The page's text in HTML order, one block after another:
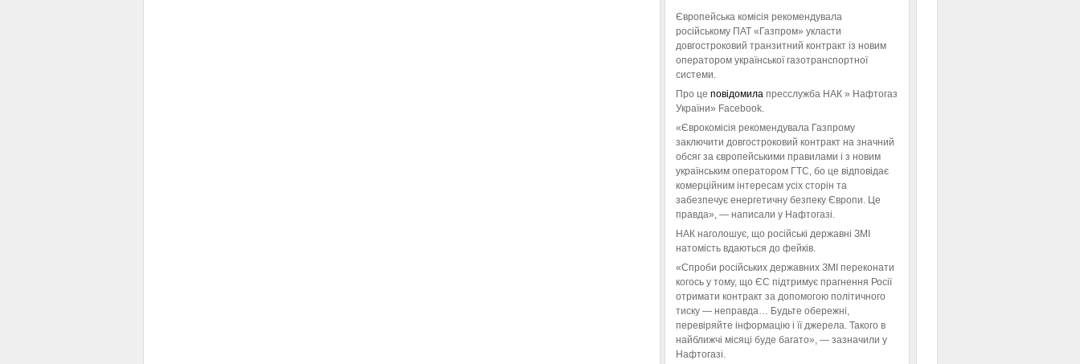
Європейська комісія рекомендувала
російському ПАТ «Газпром» укласти
довгостроковий транзитний контракт із новим
оператором української газотранспортної
системи.
Про це повідомила пресслужба НАК » Нафтогаз
України» Facebook.
«Єврокомісія рекомендувала Газпрому
заключити довгостроковий контракт на значний
обсяг за європейськими правилами і з новим
українським оператором ГТС, бо це відповідає
комерційним інтересам усіх сторін та
забезпечує енергетичну безпеку Європи. Це
правда», — написали у Нафтогазі.
НАК наголошує, що російські державні ЗМІ
натомість вдаються до фейків.
«Спроби російських державних ЗМІ переконати
когось у тому, що ЄС підтримує прагнення Росії
отримати контракт за допомогою політичного
тиску — неправда… Будьте обережні,
перевіряйте інформацію і її джерела. Такого в
найближчі місяці буде багато», — зазначили у
Нафтогазі.